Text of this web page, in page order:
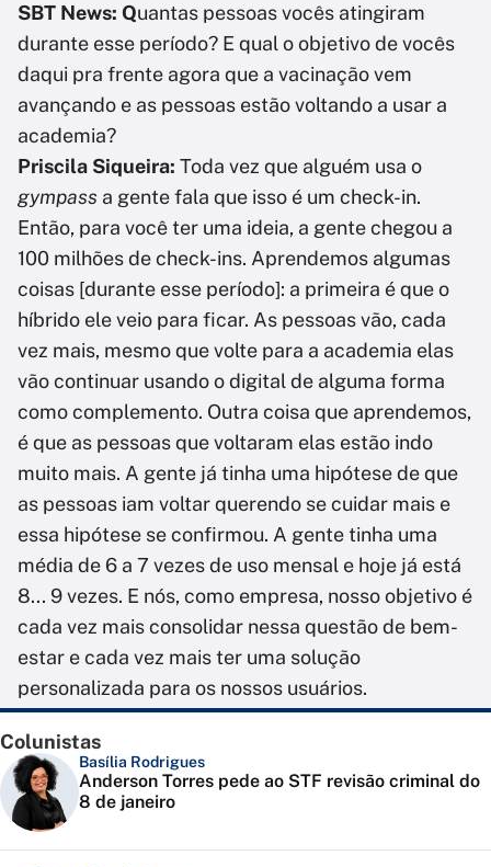
SBT News: Quantas pessoas vocês atingiram
durante esse período? E qual o objetivo de vocês
daqui pra frente agora que a vacinação vem
avançando e as pessoas estão voltando a usar a
academia?
Priscila Siqueira: Toda vez que alguém usa o
gympass a gente fala que isso é um check-in.
Então, para você ter uma ideia, a gente chegou a
100 milhões de check-ins. Aprendemos algumas
coisas [durante esse período]: a primeira é que o
híbrido ele veio para ficar. As pessoas vão, cada
vez mais, mesmo que volte para a academia elas
vão continuar usando o digital de alguma forma
como complemento. Outra coisa que aprendemos,
é que as pessoas que voltaram elas estão indo
muito mais. A gente já tinha uma hipótese de que
as pessoas iam voltar querendo se cuidar mais e
essa hipótese se confirmou. A gente tinha uma
média de 6 a 7 vezes de uso mensal e hoje já está
8... 9 vezes. E nós, como empresa, nosso objetivo é
cada vez mais consolidar nessa questão de bem-
estar e cada vez mais ter uma solução
personalizada para os nossos usuários.
Colunistas
Basília Rodrigues
Anderson Torres pede ao STF revisão criminal do
8 de janeiro